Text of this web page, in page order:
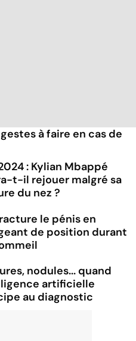
à faire en cas de
: Kylian Mbappé
t-il rejouer malgré sa
du nez ?
le pénis en
de position durant
nodules... quand
artificielle
au diagnostic